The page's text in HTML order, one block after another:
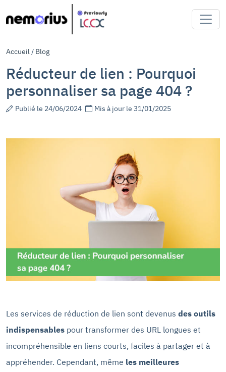
Accueil/ Blog
Réducteur de lien : Pourquoi
personnaliser sa page 404 ?
Publié le 24/06/2024 Mis à jour le 31/01/2025
Les services de réduction de lien sont devenus des outils
indispensables pour transformer des URL longues et
incompréhensible en liens courts, faciles à partager et à
appréhender. Cependant, même les meilleures